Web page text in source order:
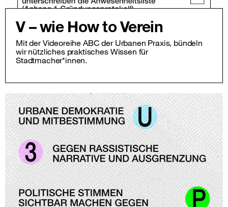
V – wie How to Verein
Mit der Videoreihe ABC der Urbanen Praxis, bündeln
wir nützliches praktisches Wissen für
Stadtmacher*innen.